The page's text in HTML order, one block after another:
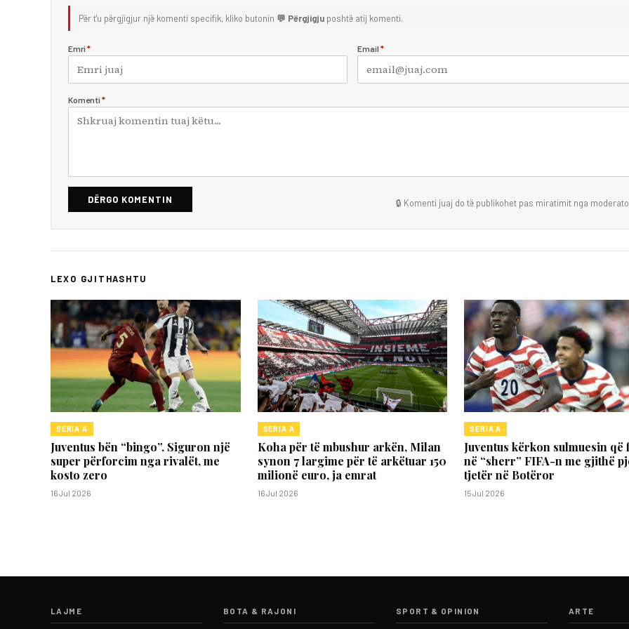
Për t'u përgjigjur një komenti specifik, kliko butonin 💬 Përgjigju poshtë atij komenti.
Emri * Email *
Komenti *
DËRGO KOMENTIN 🔒 Komenti juaj do të publikohet pas miratimit nga
LEXO GJITHASHTU
SERIA A
Juventus bën “bingo”. Siguron një
super përforcim nga rivalët, me
kosto zero
16 Jul 2026
SERIA A
Koha për të mbushur arkën, Milan
synon 7 largime për të arkëtuar 150
milionë euro, ja emrat
16 Jul 2026
SERIA A
Juventus kërkon sulmuesin që
në “sherr” FIFA-n me gjithë
tjetër në Botëror
15 Jul 2026
LAJME BOTA & RAJONI SPORT & OPINION ARTE